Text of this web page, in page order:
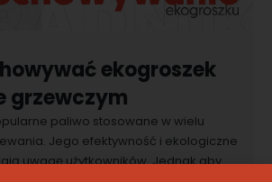
ekogroszek
grzewczym
paliwo stosowane w wielu
Jego efektywność i ekologiczne
uwagę użytkowników. Jednak aby